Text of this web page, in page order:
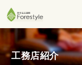
工務店紹介